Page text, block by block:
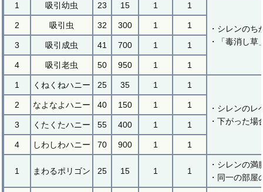
1 吸引幼虫 23 15 1 1
・シレンの
・「毒消し
2 吸引虫 32 300 1 1
3 吸引成虫 41 700 1 1
4 吸引老虫 50 950 1 1
1 くねくねハニー 25 35 1 1
・シレンの
・下がった
2 なよなよハニー 40 150 1 1
3 くたくたハニー 55 400 1 1
4 しわしわハニー 70 900 1 1
1 まわるポリゴン 25 15 1 1
・シレンの満
・同一の部